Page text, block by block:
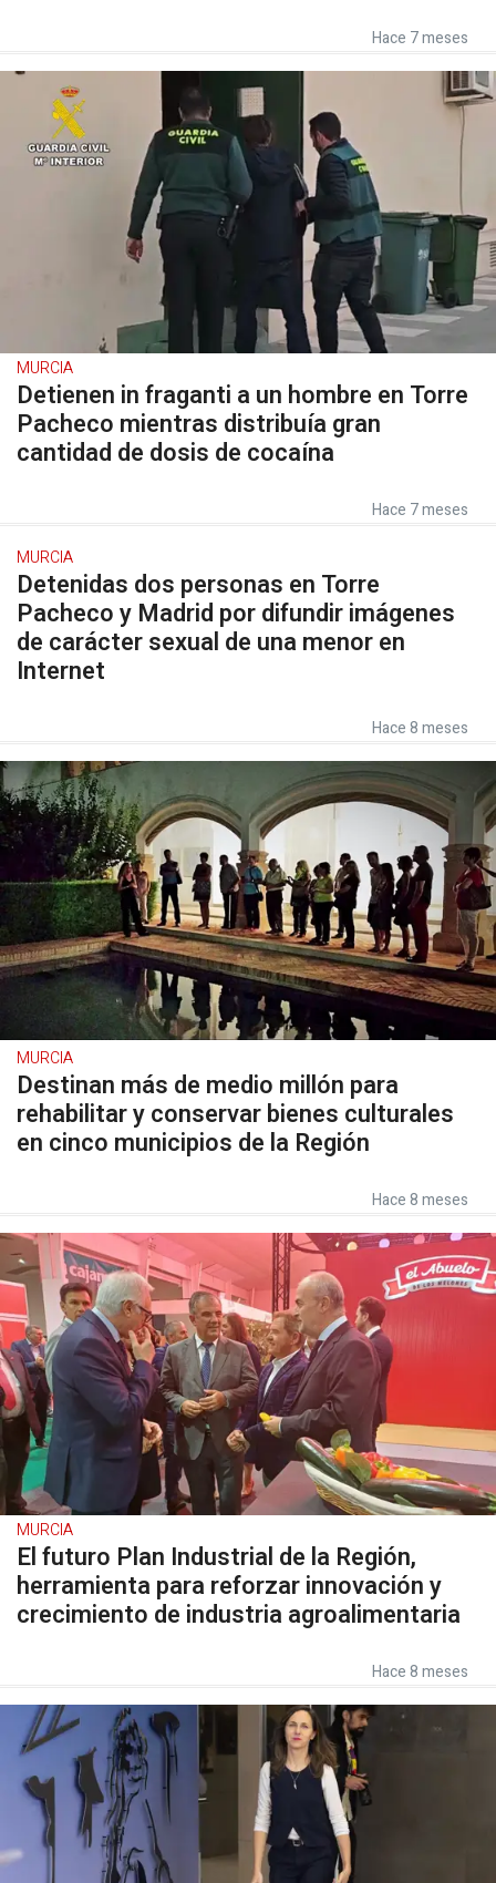
Hace 7 meses
MURCIA
Detienen in fraganti a un hombre en Torre
Pacheco mientras distribuía gran
cantidad de dosis de cocaína
Hace 7 meses
MURCIA
Detenidas dos personas en Torre
Pacheco y Madrid por difundir imágenes
de carácter sexual de una menor en
Internet
Hace 8 meses
MURCIA
Destinan más de medio millón para
rehabilitar y conservar bienes culturales
en cinco municipios de la Región
Hace 8 meses
MURCIA
El futuro Plan Industrial de la Región,
herramienta para reforzar innovación y
crecimiento de industria agroalimentaria
Hace 8 meses